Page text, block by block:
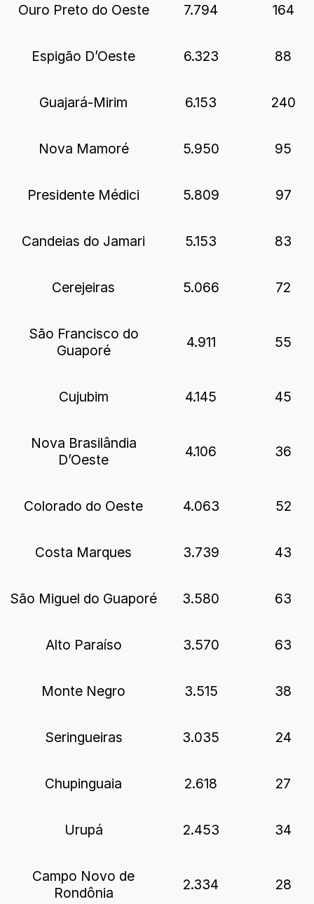
Ouro Preto do Oeste 7.794 164
Espigão D’Oeste 6.323 88
Guajará-Mirim 6.153 240
Nova Mamoré 5.950 95
Presidente Médici 5.809 97
Candeias do Jamari 5.153 83
Cerejeiras 5.066 72
São Francisco do
Guaporé
4.911 55
Cujubim 4.145 45
Nova Brasilândia
D’Oeste
4.106 36
Colorado do Oeste 4.063 52
Costa Marques 3.739 43
São Miguel do Guaporé 3.580 63
Alto Paraíso 3.570 63
Monte Negro 3.515 38
Seringueiras 3.035 24
Chupinguaia 2.618 27
Urupá 2.453 34
Campo Novo de
Rondônia
2.334 28